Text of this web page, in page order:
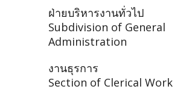
ฝ่ายบริหารงานทั่วไป
Subdivision of General
Administration
งานธุรการ
Section of Clerical Work